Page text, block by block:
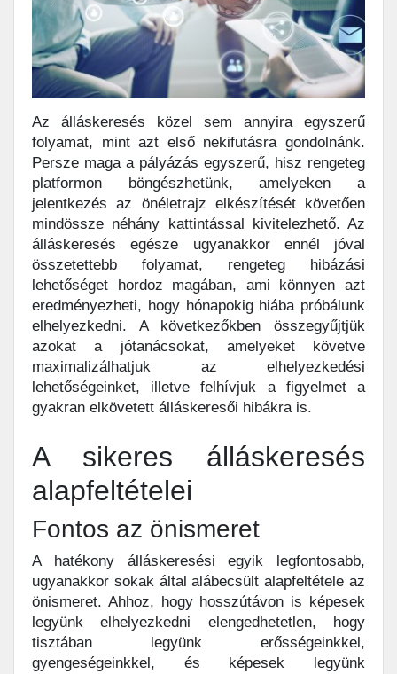
Az álláskeresés közel sem annyira egyszerű
folyamat, mint azt első nekifutásra gondolnánk.
Persze maga a pályázás egyszerű, hisz rengeteg
platformon böngészhetünk, amelyeken a
jelentkezés az önéletrajz elkészítését követően
mindössze néhány kattintással kivitelezhető. Az
álláskeresés egésze ugyanakkor ennél jóval
összetettebb folyamat, rengeteg hibázási
lehetőséget hordoz magában, ami könnyen azt
eredményezheti, hogy hónapokig hiába próbálunk
elhelyezkedni. A következőkben összegyűjtjük
azokat a jótanácsokat, amelyeket követve
maximalizálhatjuk az elhelyezkedési
lehetőségeinket, illetve felhívjuk a figyelmet a
gyakran elkövetett álláskeresői hibákra is.
A sikeres álláskeresés
alapfeltételei
Fontos az önismeret
A hatékony álláskeresési egyik legfontosabb,
ugyanakkor sokak által alábecsült alapfeltétele az
önismeret. Ahhoz, hogy hosszútávon is képesek
legyünk elhelyezkedni elengedhetetlen, hogy
tisztában legyünk erősségeinkkel,
gyengeségeinkkel, és képesek legyünk